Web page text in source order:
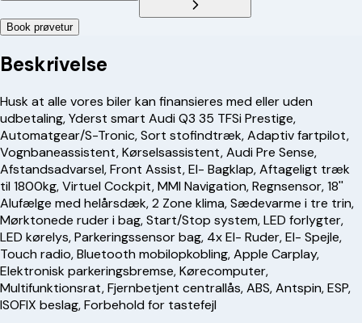
Book prøvetur
Beskrivelse
Husk at alle vores biler kan finansieres med eller uden
udbetaling, Yderst smart Audi Q3 35 TFSi Prestige,
Automatgear/S-Tronic, Sort stofindtræk, Adaptiv fartpilot,
Vognbaneassistent, Kørselsassistent, Audi Pre Sense,
Afstandsadvarsel, Front Assist, El- Bagklap, Aftageligt træk
til 1800kg, Virtuel Cockpit, MMI Navigation, Regnsensor, 18''
Alufælge med helårsdæk, 2 Zone klima, Sædevarme i tre trin,
Mørktonede ruder i bag, Start/Stop system, LED forlygter,
LED kørelys, Parkeringssensor bag, 4x El- Ruder, El- Spejle,
Touch radio, Bluetooth mobilopkobling, Apple Carplay,
Elektronisk parkeringsbremse, Kørecomputer,
Multifunktionsrat, Fjernbetjent centrallås, ABS, Antspin, ESP,
ISOFIX beslag, Forbehold for tastefejl